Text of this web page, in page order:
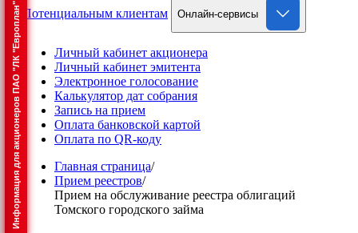
Информация для акционеров ПАО "ЛК "Европлан" Потенциальным клиентам
Онлайн-сервисы
Личный кабинет акционера
Личный кабинет эмитента
Электронное голосование
Калькулятор дат собрания
Запись на прием
Оплата банковской картой
Оплата по QR-коду
Главная страница/
Прием реестров/
Прием на обслуживание реестра облигаций
Томского городского займа